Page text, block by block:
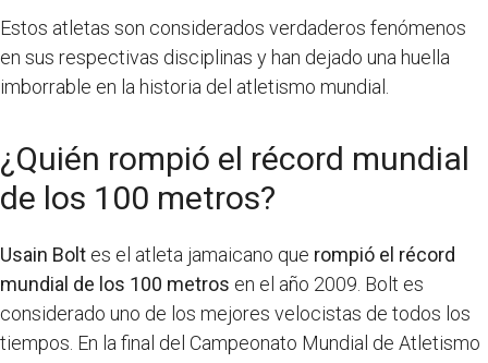
Estos atletas son considerados verdaderos fenómenos
en sus respectivas disciplinas y han dejado una huella
imborrable en la historia del atletismo mundial.
¿Quién rompió el récord mundial
de los 100 metros?
Usain Bolt es el atleta jamaicano que rompió el récord
mundial de los 100 metros en el año 2009. Bolt es
considerado uno de los mejores velocistas de todos los
tiempos. En la final del Campeonato Mundial de Atletismo